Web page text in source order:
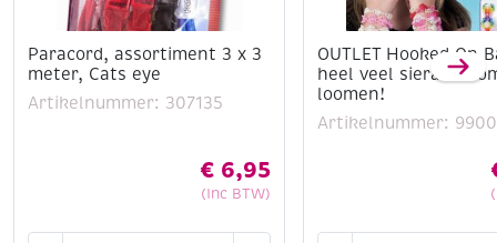
Paracord, assortiment 3 x 3
meter, Cats eye
Artikelnummer: 307135
€ 6,95
(Inc BTW)
OUTLET Hooked On
heel veel sieraden
loomen!
Artikelnummer: